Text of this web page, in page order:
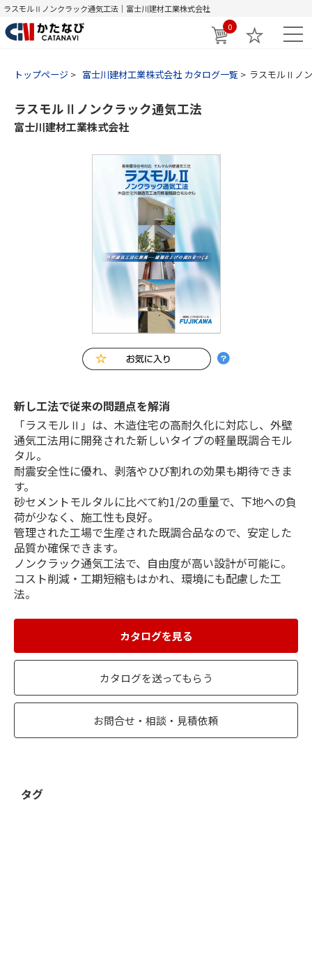
ラスモルⅡノンクラック通気工法｜富士川建材工業株式会社
0
トップページ 富士川建材工業株式会社 カタログ一覧 ラスモルⅡノ
ラスモルⅡノンクラック通気工法
富士川建材工業株式会社
新し工法で従来の問題点を解消
「ラスモルⅡ」は、木造住宅の高耐久化に対応し、外壁
通気工法用に開発された新しいタイプの軽量既調合モル
タル。
耐震安全性に優れ、剥落やひび割れの効果も期待できま
す。
砂セメントモルタルに比べて約1/2の重量で、下地への負
荷が少なく、施工性も良好。
管理された工場で生産された既調合品なので、安定した
品質か確保できます。
ノンクラック通気工法で、自由度が高い設計が可能に。
コスト削減・工期短縮もはかれ、環境にも配慮した工
法。
カタログを見る
カタログを送ってもらう
お問合せ・相談・見積依頼
タグ